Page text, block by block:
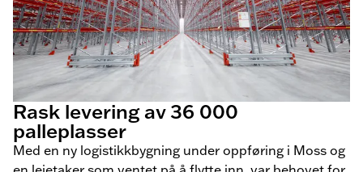
Rask levering av 36 000
palleplasser
Med en ny logistikkbygning under oppføring i Moss og